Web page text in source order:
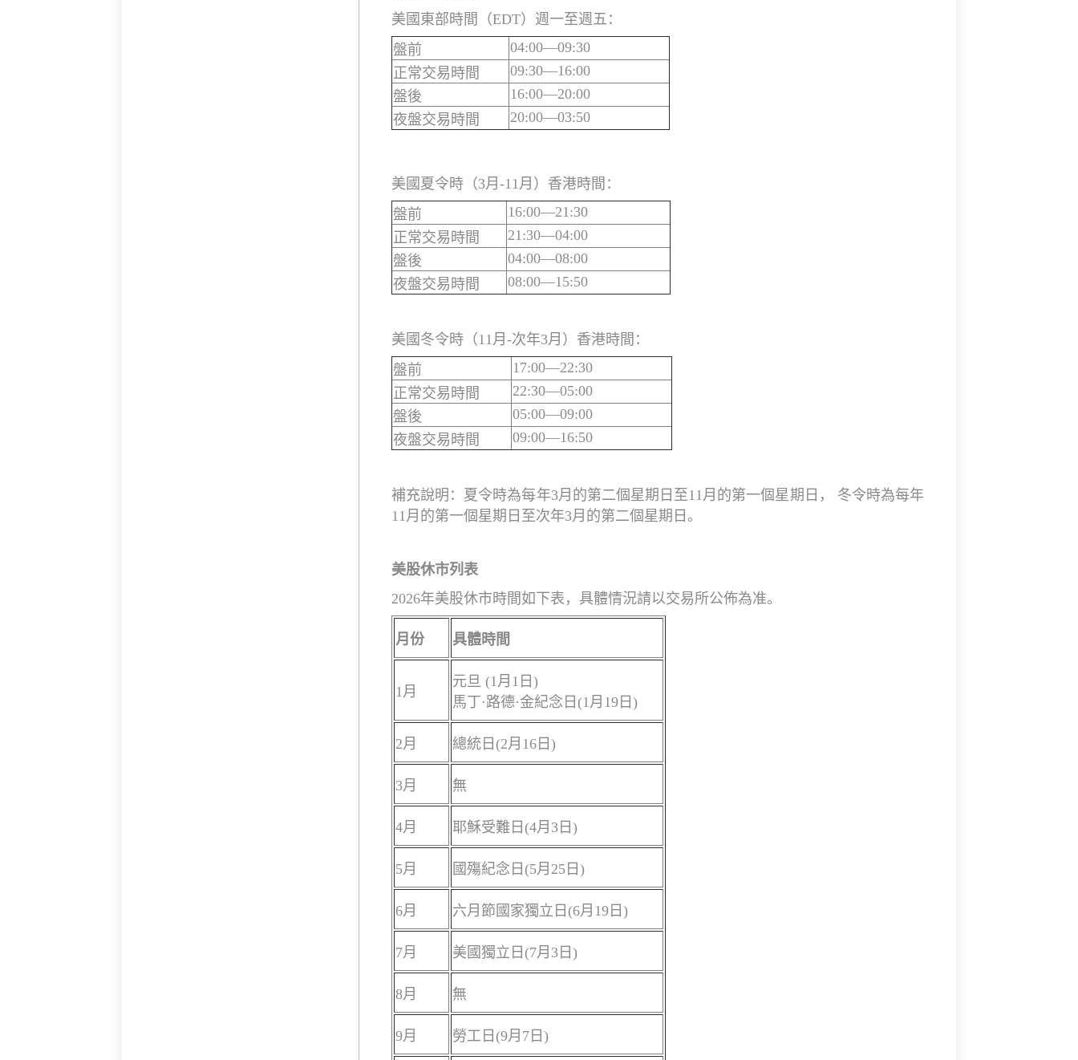
美國東部時間（EDT）週一至週五：
盤前
04:00—09:30
正常交易時間
09:30—16:00
盤後
16:00—20:00
夜盤交易時間
20:00—03:50
美國夏令時（3月-11月）香港時間：
盤前
16:00—21:30
正常交易時間
21:30—04:00
盤後
04:00—08:00
夜盤交易時間
08:00—15:50
美國冬令時（11月-次年3月）香港時間：
盤前
17:00—22:30
正常交易時間
22:30—05:00
盤後
05:00—09:00
夜盤交易時間
09:00—16:50
補充說明：夏令時為每年3月的第二個星期日至11月的第一個星期日， 冬令時為每年
11月的第一個星期日至次年3月的第二個星期日。
美股休市列表
2026年美股休市時間如下表，具體情況請以交易所公佈為准。
月份 具體時間
1月
元旦 (1月1日)
馬丁·路德·金紀念日(1月19日)
2月 總統日(2月16日)
3月 無
4月 耶穌受難日(4月3日)
5月 國殤紀念日(5月25日)
6月 六月節國家獨立日(6月19日)
7月 美國獨立日(7月3日)
8月 無
9月 勞工日(9月7日)